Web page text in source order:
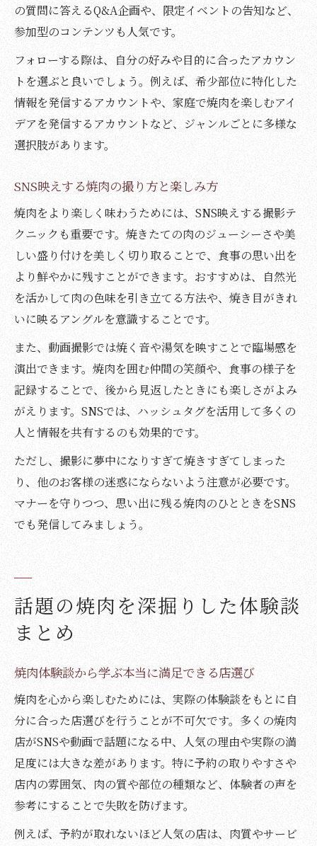
の質問に答えるQ&A企画や、限定イベントの告知など、
参加型のコンテンツも人気です。
フォローする際は、自分の好みや目的に合ったアカウン
トを選ぶと良いでしょう。例えば、希少部位に特化した
情報を発信するアカウントや、家庭で焼肉を楽しむアイ
デアを発信するアカウントなど、ジャンルごとに多様な
選択肢があります。
SNS映えする焼肉の撮り方と楽しみ方
焼肉をより楽しく味わうためには、SNS映えする撮影テ
クニックも重要です。焼きたての肉のジューシーさや美
しい盛り付けを美しく切り取ることで、食事の思い出を
より鮮やかに残すことができます。おすすめは、自然光
を活かして肉の色味を引き立てる方法や、焼き目がきれ
いに映るアングルを意識することです。
また、動画撮影では焼く音や湯気を映すことで臨場感を
演出できます。焼肉を囲む仲間の笑顔や、食事の様子を
記録することで、後から見返したときにも楽しさがよみ
がえります。SNSでは、ハッシュタグを活用して多くの
人と情報を共有するのも効果的です。
ただし、撮影に夢中になりすぎて焼きすぎてしまった
り、他のお客様の迷惑にならないよう注意が必要です。
マナーを守りつつ、思い出に残る焼肉のひとときをSNS
でも発信してみましょう。
話題の焼肉を深掘りした体験談
まとめ
焼肉体験談から学ぶ本当に満足できる店選び
焼肉を心から楽しむためには、実際の体験談をもとに自
分に合った店選びを行うことが不可欠です。多くの焼肉
店がSNSや動画で話題になる中、人気の理由や実際の満
足度には大きな差があります。特に予約の取りやすさや
店内の雰囲気、肉の質や部位の種類など、体験者の声を
参考にすることで失敗を防げます。
例えば、予約が取れないほど人気の店は、肉質やサービ